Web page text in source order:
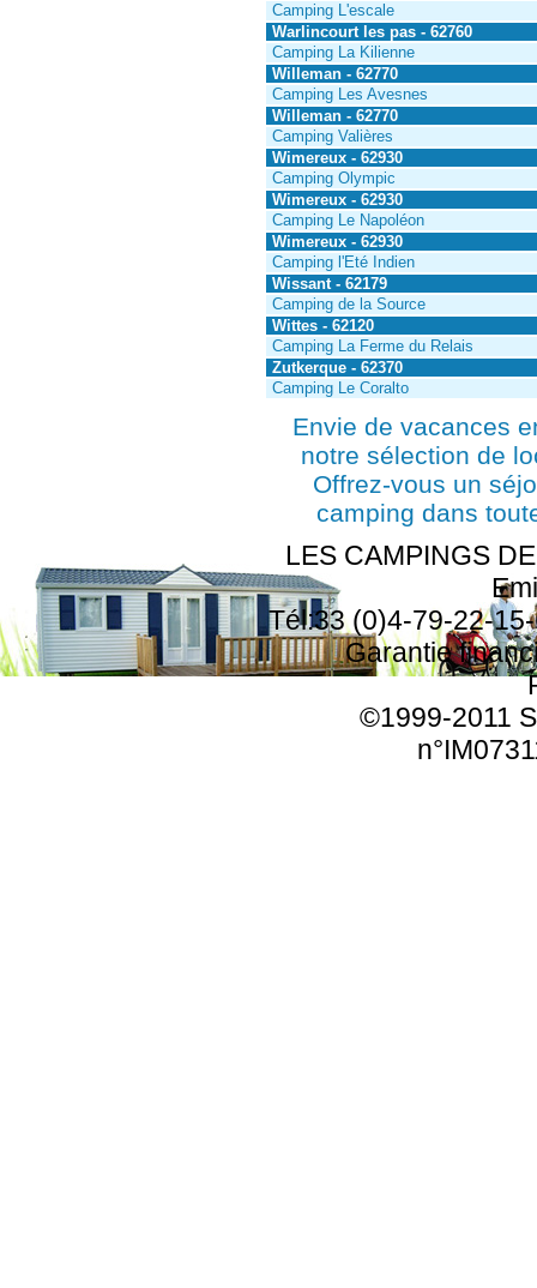
Camping L'escale
Warlincourt les pas - 62760
Camping La Kilienne
Willeman - 62770
Camping Les Avesnes
Willeman - 62770
Camping Valières
Wimereux - 62930
Camping Olympic
Wimereux - 62930
Camping Le Napoléon
Wimereux - 62930
Camping l'Eté Indien
Wissant - 62179
Camping de la Source
Wittes - 62120
Camping La Ferme du Relais
Zutkerque - 62370
Camping Le Coralto
Envie de vacances
notre sélection de
Offrez-vous un
camping dans
LES CAMPINGS
Tél:33 (0)4-79-22-
Garantie
©1999-2011